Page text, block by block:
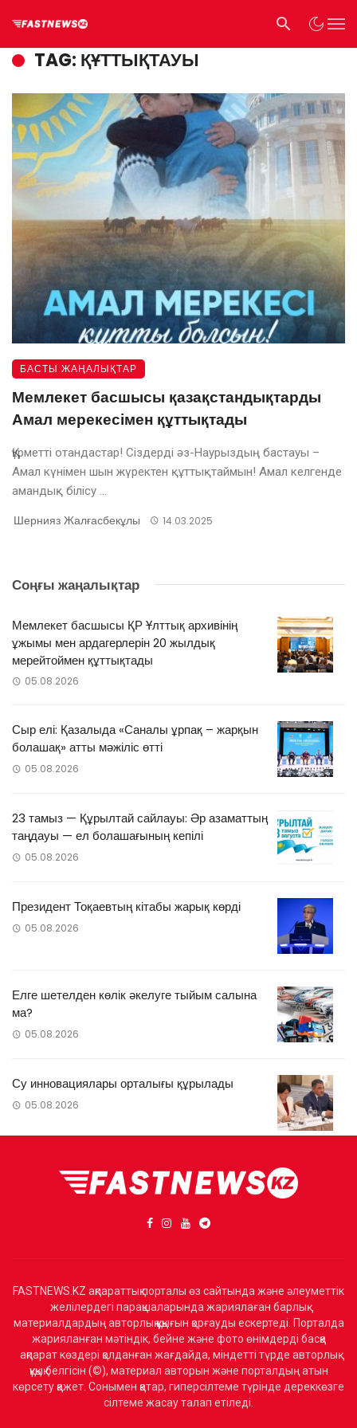
TAG: ҚҰТТЫҚТАУЫ
БАСТЫ ЖАҢАЛЫҚТАР
Мемлекет басшысы қазақстандықтарды
Амал мерекесімен құттықтады
Құрметті отандастар! Сіздерді әз-Наурыздың бастауы –
Амал күнімен шын жүректен құттықтаймын! Амал келгенде
амандық білісу ...
Шернияз Жалғасбекұлы 14.03.2025
Соңғы жаңалықтар
Мемлекет басшысы ҚР Ұлттық архивінің
ұжымы мен ардагерлерін 20 жылдық
мерейтоймен құттықтады
05.08.2026
Сыр елі: Қазалыда «Саналы ұрпақ – жарқын
болашақ» атты мәжіліс өтті
05.08.2026
23 тамыз — Құрылтай сайлауы: Әр азаматтың
таңдауы — ел болашағының кепілі
05.08.2026
Президент Тоқаевтың кітабы жарық көрді
05.08.2026
Елге шетелден көлік әкелуге тыйым салына
ма?
05.08.2026
Су инновациялары орталығы құрылады
05.08.2026
FASTNEWS.KZ ақпараттық порталы өз сайтында және әлеуметтік
желілердегі парақшаларында жариялаған барлық
материалдардың авторлық құқығын қорғауды ескертеді. Порталда
жарияланған мәтіндік, бейне және фото өнімдерді басқа
ақпарат көздері қолданған жағдайда, міндетті түрде авторлық
құқық белгісін (©), материал авторын және порталдың атын
көрсету қажет. Сонымен қатар, гиперсілтеме түрінде дереккөзге
сілтеме жасау талап етіледі.